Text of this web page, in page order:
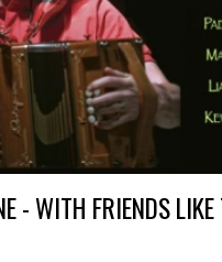
- WITH FRIENDS LIKE